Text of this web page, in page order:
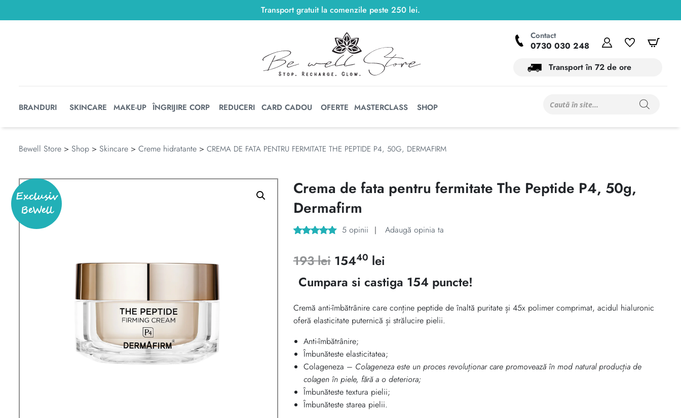
Transport gratuit la comenzile peste 250 lei.
250 lei
Contact
0730 030 248
Contul meuWishlist
Transport în 72 de ore
BRANDURI SKINCARE MAKE-UP ÎNGRIJIRE CORP REDUCERI CARD CADOU OFERTE MASTERCLASS SHOP
Products
Bewell Store > Shop > Skincare > Creme hidratante > CREMA DE FATA PENTRU FERMITATE THE PEPTIDE P4, 50G, DERMAFIRM
Exclusiv
BeWell
Crema de fata pentru fermitate The Peptide P4, 50g,
Dermafirm
baza a
evaluări de
5 opinii | Adaugă opinia ta
193lei Prețul
inițial
fost:
193 lei.
15440 lei
curent
15440 lei.
Cumpara si castiga 154 puncte!
Cremă anti-îmbătrânire care conține peptide de înaltă puritate și 45x polimer comprimat, acidul hialuronic
oferă elasticitate puternică și strălucire pielii.
Anti-îmbătrânire;
Îmbunăteste elasticitatea;
Colageneza – Colageneza este un proces revoluționar care promovează în mod natural producția de
colagen în piele, fără a o deteriora;
Îmbunăteste textura pielii;
Îmbunăteste starea pielii.